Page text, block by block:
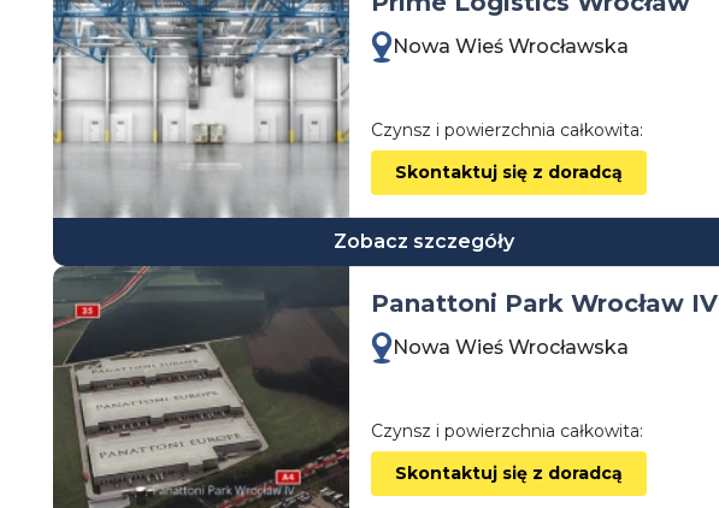
wielkopolskie
zachodniopomorskie
Nowa Wieś Wrocławska
Czynsz i powierzchnia całkowita:
Skontaktuj się z doradcą
Zobacz szczegóły
Panattoni Park Wrocław IV
Nowa Wieś Wrocławska
Czynsz i powierzchnia całkowita:
Skontaktuj się z doradcą